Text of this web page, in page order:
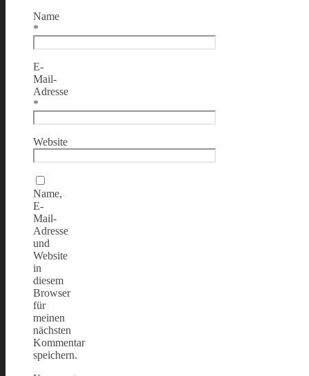
Name
*
E-
Mail-
Adresse
*
Website
Name,
E-
Mail-
Adresse
und
Website
in
diesem
Browser
für
meinen
nächsten
Kommentar
speichern.